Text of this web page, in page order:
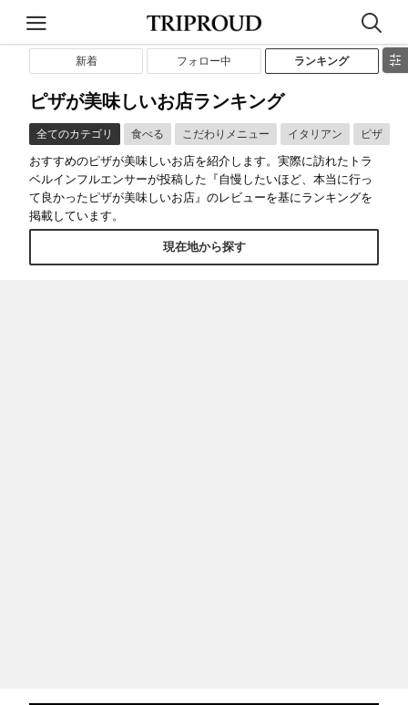
新着 フォロー中 ランキング
ピザが美味しいお店ランキング
全てのカテゴリ 食べる こだわりメニュー イタリアン ピザ
おすすめのピザが美味しいお店を紹介します。実際に訪れたトラ
ベルインフルエンサーが投稿した『自慢したいほど、本当に行っ
て良かったピザが美味しいお店』のレビューを基にランキングを
掲載しています。
現在地から探す